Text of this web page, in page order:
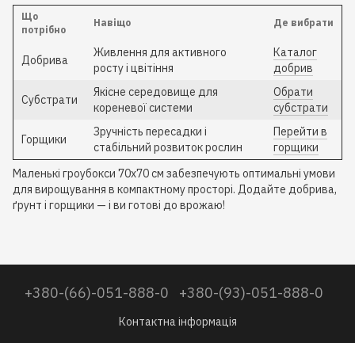
Що
потрібно
Навіщо Де вибрати
Добрива
Живлення для активного
росту і цвітіння
Каталог
добрив
Субстрати
Якісне середовище для
кореневої системи
Обрати
субстрати
Горщики
Зручність пересадки і
стабільний розвиток рослин
Перейти в
горщики
Маленькі гроубокси 70x70 см забезпечують оптимальні умови
для вирощування в компактному просторі. Додайте добрива,
ґрунт і горщики — і ви готові до врожаю!
+380-(66)-051-888-0 +380-(93)-051-888-0
Контактна інформація